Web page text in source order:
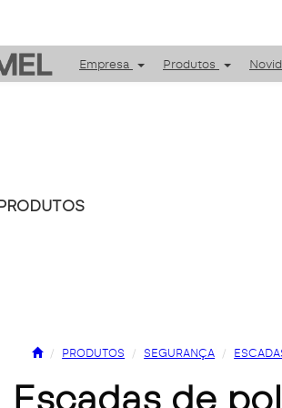
Empresa Produtos
PRODUTOS SEGURANÇA
escadas de